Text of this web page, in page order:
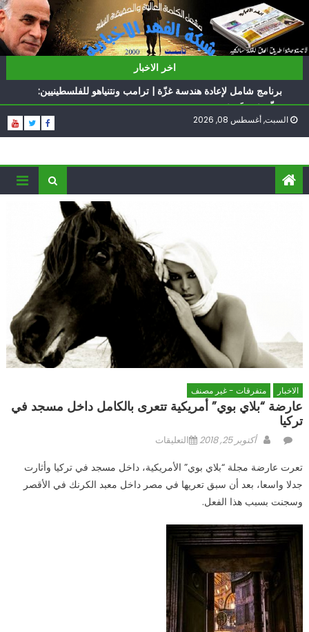
to
content
اخر الاخبار
ناشطة أمريكية يهودية تدعو الدول العربية لوقف التطبيع
أيّ تحدّيات يواجهها حزب الله؟
برنامج شامل لإعادة هندسة غزّة | ترامب ونتنياهو للفلسطينيين:
سلّموا تسلَموا
الغرب يدفن اتفاقاً وُلد ميتاً | إيران تحت العقوبات: جاهزون
ناشطة أمريكية يهودية تدعو الدول العربية لوقف التطبيع
أيّ تحدّيات يواجهها حزب الله؟
السبت, أغسطس 08, 2026
الاخبار متفرقات - غير مصنف
عارضة “بلاي بوي” أمريكية تتعرى بالكامل داخل مسجد في
تركيا
Posted
أكتوبر 25, 2018Author التعليقاتعلى
“بلاي
بوي”
تعرت عارضة مجلة “بلاي بوي” الأمريكية، داخل مسجد في تركيا وأثارت
جدلا واسعا، بعد أن سبق تعريها في مصر داخل معبد الكرنك في الأقصر
وسجنت بسبب هذا الفعل.